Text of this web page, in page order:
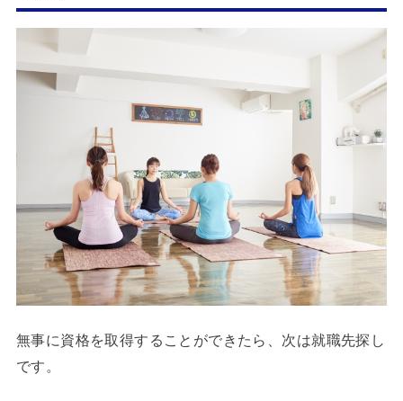
無事に資格を取得することができたら、次は就職先探し
です。